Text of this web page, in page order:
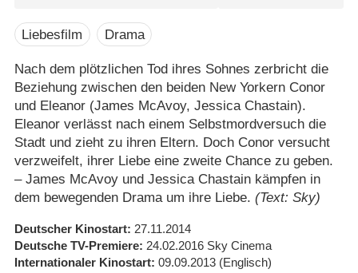
Liebesfilm Drama
Nach dem plötzlichen Tod ihres Sohnes zerbricht die
Beziehung zwischen den beiden New Yorkern Conor
und Eleanor (James McAvoy, Jessica Chastain).
Eleanor verlässt nach einem Selbstmordversuch die
Stadt und zieht zu ihren Eltern. Doch Conor versucht
verzweifelt, ihrer Liebe eine zweite Chance zu geben.
– James McAvoy und Jessica Chastain kämpfen in
dem bewegenden Drama um ihre Liebe. (Text: Sky)
Deutscher Kinostart 27.11.2014
Deutsche TV-Premiere 24.02.2016 Sky Cinema
Internationaler Kinostart 09.09.2013 (Englisch)